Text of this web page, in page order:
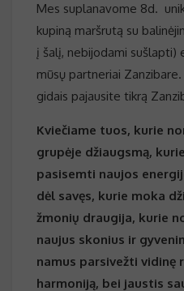
Mes suplanavome 8d.
kupiną maršrutą su
į šalį, nebijodami sušlapti)
mūsų partneriai
gidais pajausite tikrą
Kviečiame tuos, kurie
grupėje džiaugsmą,
pasisemti naujos
dėl savęs, kurie moka
žmonių draugija, kurie
naujus skonius ir
namus parsivežti vidinę
harmoniją, bei jaustis